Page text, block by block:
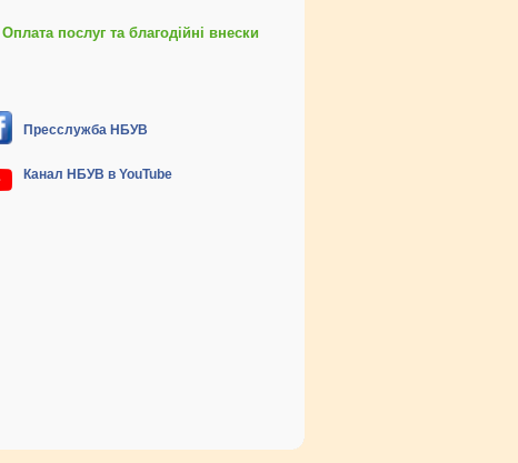
Оплата послуг та благодійні внески
Пресслужба НБУВ
Канал НБУВ в YouTube